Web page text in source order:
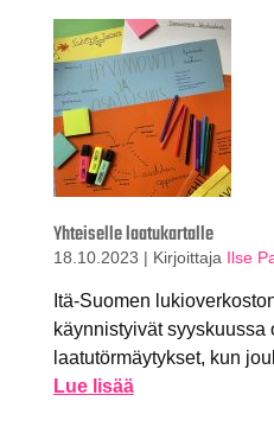
Yhteiselle laatukartalle
18.10.2023 | Kirjoittaja Ilse
Itä-Suomen
käynnistyivät syyskuussa
laatutörmäytykset, kun
Lue lisää